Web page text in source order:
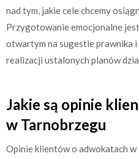
nad tym, jakie cele chcemy
Przygotowanie emocjonalne
otwartym na sugestie prawnika
realizacji ustalonych planów
Jakie są opinie
w Tarnobrzegu
Opinie klientów o adwokatach